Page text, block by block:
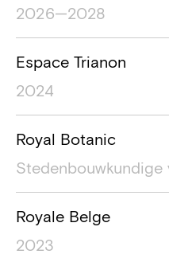
2026—2028
Espace Trianon
2024
Royal Botanic
Royale Belge
2023